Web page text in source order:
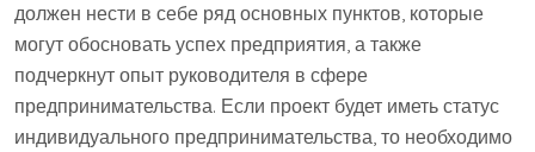
должен нести в себе ряд основных пунктов, которые
могут обосновать успех предприятия, а также
подчеркнут опыт руководителя в сфере
предпринимательства. Если проект будет иметь статус
индивидуального предпринимательства, то необходимо